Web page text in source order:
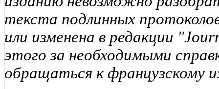
текста подлинных
или изменена в редакции
этого за необходимыми
обращаться к французскому